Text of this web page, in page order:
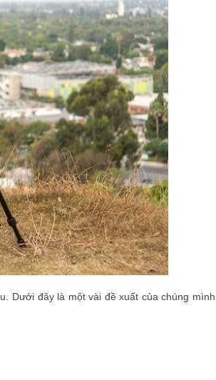
Dưới đây là một vài đề xuất của chúng mình